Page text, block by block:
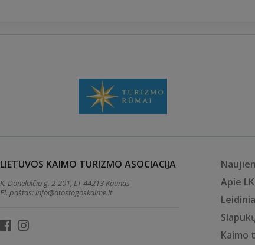
LIETUVOS KAIMO TURIZMO ASOCIACIJA
K. Donelaičio g. 2-201, LT-44213 Kaunas
El. paštas:info@atostogoskaime.lt
Apie
Kaimo